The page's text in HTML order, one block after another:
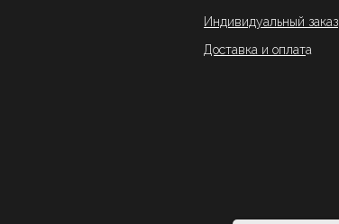
Индивидуальный заказ
Доставка и оплата